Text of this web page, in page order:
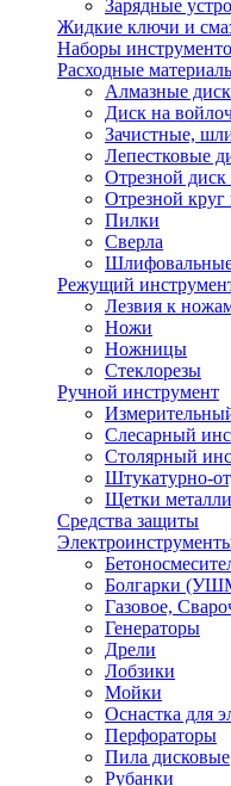
Зарядные
Жидкие ключи и
Наборы
Расходные
Алмазные
Диск на
Зачистные,
Лепестковые
Отрезной диск
Отрезной круг
Пилки
Сверла
Режущий
Лезвия к
Ножи
Ножницы
Стеклорезы
Ручной инструмент
Слесарный
Столярный
Штукатурно-
Щетки
Средства защиты
Болгарки
Газовое,
Генераторы
Дрели
Лобзики
Мойки
Оснастка для
Перфораторы
Пила дисковые
Рубанки